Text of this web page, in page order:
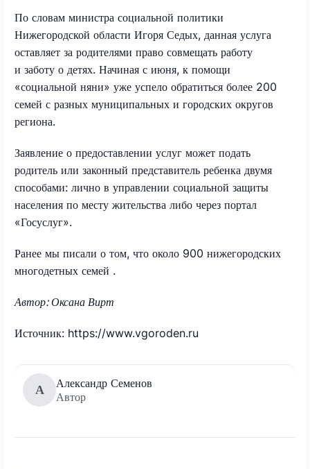
По словам министра социальной политики
Нижегородской области Игоря Седых, данная услуга
оставляет за родителями право совмещать работу
и заботу о детях. Начиная с июня, к помощи
«социальной няни» уже успело обратиться более 200
семей с разных муниципальных и городских округов
региона.
Заявление о предоставлении услуг может подать
родитель или законный представитель ребенка двумя
способами: лично в управлении социальной защиты
населения по месту жительства либо через портал
«Госуслуг».
Ранее мы писали о том, что около 900 нижегородских
многодетных семей .
Автор: Оксана Вирт
Источник: https://www.vgoroden.ru
А
Александр Семенов
Автор